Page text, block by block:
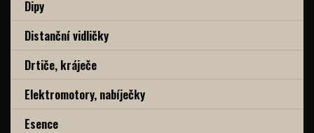
Dipy
Distanční vidličky
Drtiče, kráječe
Elektromotory, nabíječky
Esence